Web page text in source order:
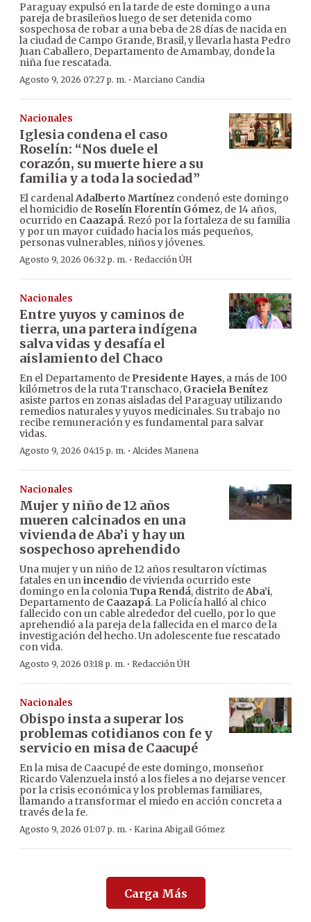
Paraguay expulsó en la tarde de este domingo a una
pareja de brasileños luego de ser detenida como
sospechosa de robar a una beba de 28 días de nacida en
la ciudad de Campo Grande, Brasil, y llevarla hasta Pedro
Juan Caballero, Departamento de Amambay, donde la
niña fue rescatada.
Agosto 9, 2026 07:27 p. m. · Marciano Candia
Nacionales
Iglesia condena el caso
Roselín: “Nos duele el
corazón, su muerte hiere a su
familia y a toda la sociedad”
El cardenalAdalberto Martínez condenó este domingo
el homicidio de Roselín Florentín Gómez, de 14 años,
ocurrido en Caazapá. Rezó por la fortaleza de su familia
y por un mayor cuidado hacia los más pequeños,
personas vulnerables, niños y jóvenes.
Agosto 9, 2026 06:32 p. m. · Redacción ÚH
Nacionales
Entre yuyos y caminos de
tierra, una partera indígena
salva vidas y desafía el
aislamiento del Chaco
En el Departamento de Presidente Hayes, a más de 100
kilómetros de la ruta Transchaco, Graciela Benítez
asiste partos en zonas aisladas del Paraguay utilizando
remedios naturales y yuyos medicinales. Su trabajo no
recibe remuneración y es fundamental para salvar
vidas.
Agosto 9, 2026 04:15 p. m. · Alcides Manena
Nacionales
Mujer y niño de 12 años
mueren calcinados en una
vivienda de Aba’i y hay un
sospechoso aprehendido
Una mujer y un niño de 12 años resultaron víctimas
fatales en unincendio de vivienda ocurrido este
domingo en la coloniaTupa Rendá, distrito deAba’i,
Departamento de Caazapá. La Policía halló al chico
fallecido con un cable alrededor del cuello, por lo que
aprehendió a la pareja de la fallecida en el marco de la
investigación del hecho. Un adolescente fue rescatado
con vida.
Agosto 9, 2026 03:18 p. m. · Redacción ÚH
Nacionales
Obispo insta a superar los
problemas cotidianos con fe y
servicio en misa de Caacupé
En la misa de Caacupé de este domingo, monseñor
Ricardo Valenzuela instó a los fieles a no dejarse vencer
por la crisis económica y los problemas familiares,
llamando a transformar el miedo en acción concreta a
través de la fe.
Agosto 9, 2026 01:07 p. m. · Karina Abigail Gómez
Carga Más